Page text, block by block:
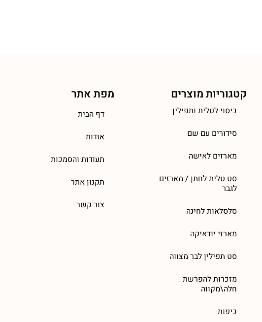
קטגוריות מוצרים
כיסוי לטלית ותפילין
סידורים עם שם
מארזים לאישה
סט טלית לחתן / מארזים
לגבר
סלסלאות לחינה
מארזי יודאיקה
סט תפילין לבר מצווה
מזכרות להפרשת
חלה\מקווה
כיפות
מפת אתר
דף הבית
אודות
תעודות והסמכות
תקנון אתר
צור קשר